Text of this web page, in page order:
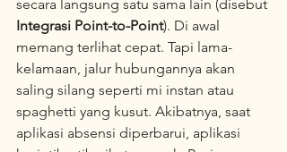
secara langsung satu sama lain (disebut
Integrasi Point-to-Point). Di awal
memang terlihat cepat. Tapi lama-
kelamaan, jalur hubungannya akan
saling silang seperti mi instan atau
spaghetti yang kusut. Akibatnya, saat
aplikasi absensi diperbarui, aplikasi